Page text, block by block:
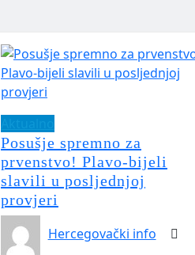
Posušje spremno za
prvenstvo! Plavo-bijeli
slavili u posljednjoj
provjeri
Hercegovački info